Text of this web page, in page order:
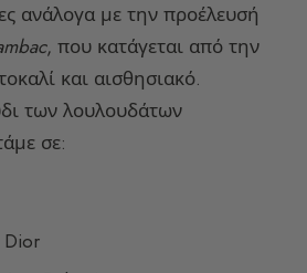
ανάλογα με την προέλευσή
, που κατάγεται από την
και αισθησιακό.
των λουλουδάτων
σε: